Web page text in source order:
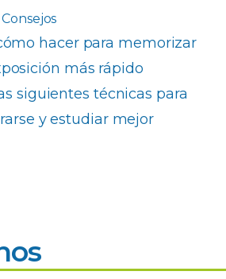
k
e
dI
n
m
p
ar
ti
r
Consejos
hacer para memorizar
más rápido
siguientes técnicas para
y estudiar mejor